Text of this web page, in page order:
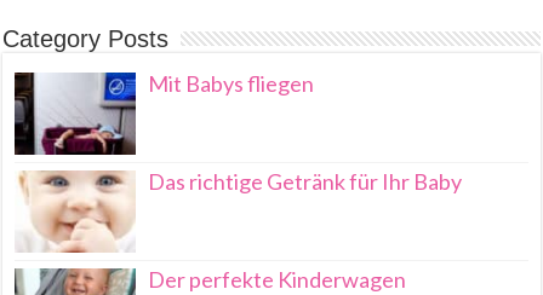
Category Posts
Mit Babys fliegen
Das richtige Getränk für Ihr Baby
Der perfekte Kinderwagen